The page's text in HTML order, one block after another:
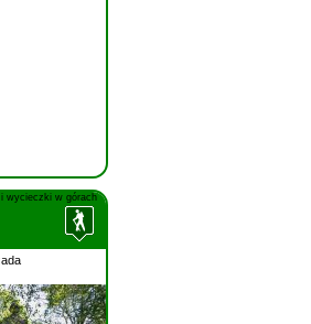
wycieczki w górach